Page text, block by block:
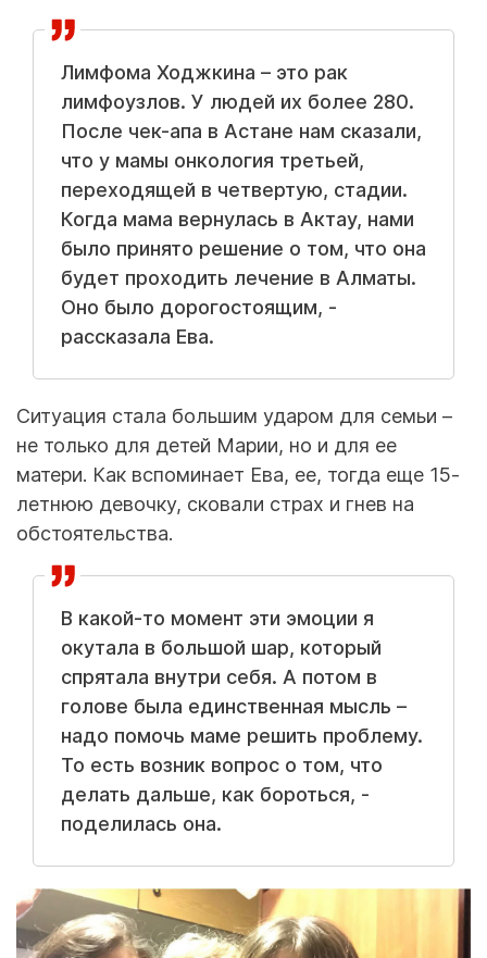
Лимфома Ходжкина – это рак
лимфоузлов. У людей их более 280.
После чек-апа в Астане нам сказали,
что у мамы онкология третьей,
переходящей в четвертую, стадии.
Когда мама вернулась в Актау, нами
было принято решение о том, что она
будет проходить лечение в Алматы.
Оно было дорогостоящим, -
рассказала Ева.
Ситуация стала большим ударом для семьи –
не только для детей Марии, но и для ее
матери. Как вспоминает Ева, ее, тогда еще 15-
летнюю девочку, сковали страх и гнев на
обстоятельства.
В какой-то момент эти эмоции я
окутала в большой шар, который
спрятала внутри себя. А потом в
голове была единственная мысль –
надо помочь маме решить проблему.
То есть возник вопрос о том, что
делать дальше, как бороться, -
поделилась она.